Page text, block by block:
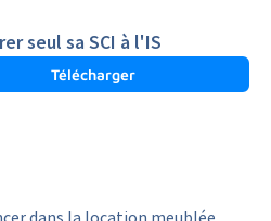
dans la location meublée,
seul sa SCI à l'IS
Télécharger